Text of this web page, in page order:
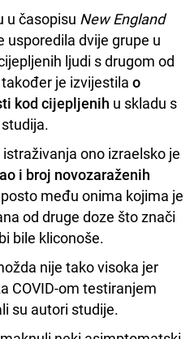
u časopisu New England
usporedila dvije grupe u
ljudi s drugom od
je izvijestila o
kod cijepljenih u skladu s
ono izraelsko je
i broj novozaraženih
među onima kojima je
od druge doze što znači
bile kliconoše.
nije tako visoka jer
COVID-om testiranjem
su autori studije.